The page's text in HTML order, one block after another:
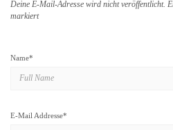
Deine E-Mail-Adresse wird nicht veröffentlicht.
markiert
Name*
E-Mail Addresse*